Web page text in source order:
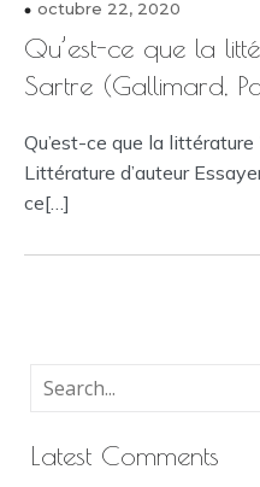
octubre 22, 2020
Qu’est-ce que la
Sartre (Gallimard,
Qu’est-ce que la littérature
Littérature d’auteur
ce[…]
Latest Comments